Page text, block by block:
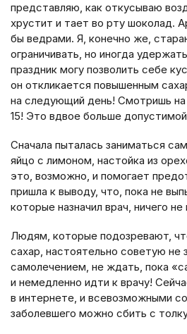
представляю, как откусываю
хрустит и тает во рту шоколад.
бы ведрами. Я, конечно же,
ограничивать, но иногда
праздник могу позволить себе
он откликается повышенным
на следующий день! Смотришь
15! Это вдвое больше
Сначала пыталась заниматься
яйцо с лимоном, настойка из
это, возможно, и помогает
пришла к выводу, что, пока не
которые назначил врач, ничего не
Людям, которые подозревают,
сахар, настоятельно советую не
самолечением, не ждать, пока
и немедленно идти к врачу!
в интернете, и всевозможными
заболевшего можно сбить с